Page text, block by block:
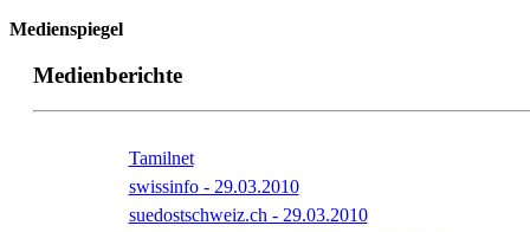
Medienspiegel
Medienberichte
Tamilnet
swissinfo - 29.03.2010
suedostschweiz.ch - 29.03.2010